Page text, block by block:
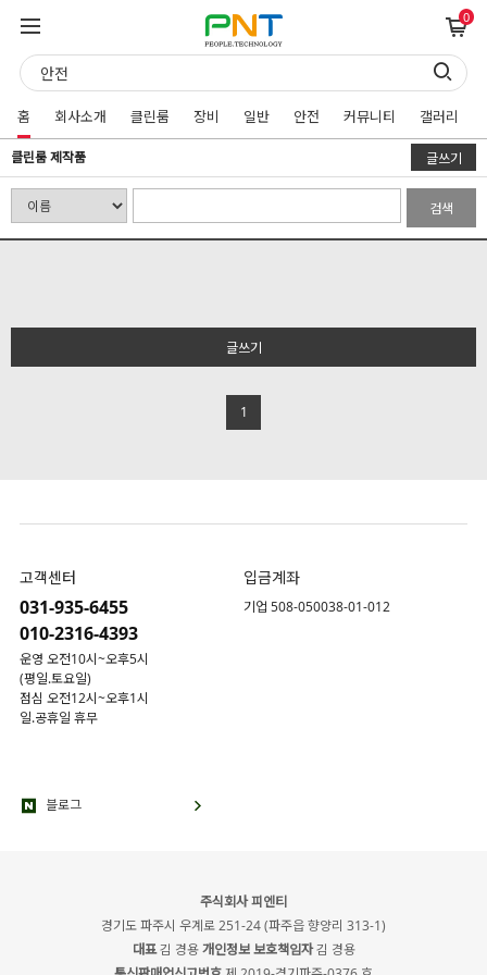
0
홈 회사소개 클린룸 장비 일반 안전 커뮤니티 갤러리
클린룸 제작품 글쓰기
검색
글쓰기
1
고객센터
031-935-6455
010-2316-4393
운영 오전10시~오후5시
(평일.토요일)
점심 오전12시~오후1시
일.공휴일 휴무
입금계좌
기업 508-050038-01-012
블로그
주식회사 피엔티
경기도 파주시 우계로 251-24 (파주읍 향양리 313-1)
대표김 경용개인정보 보호책임자김 경용